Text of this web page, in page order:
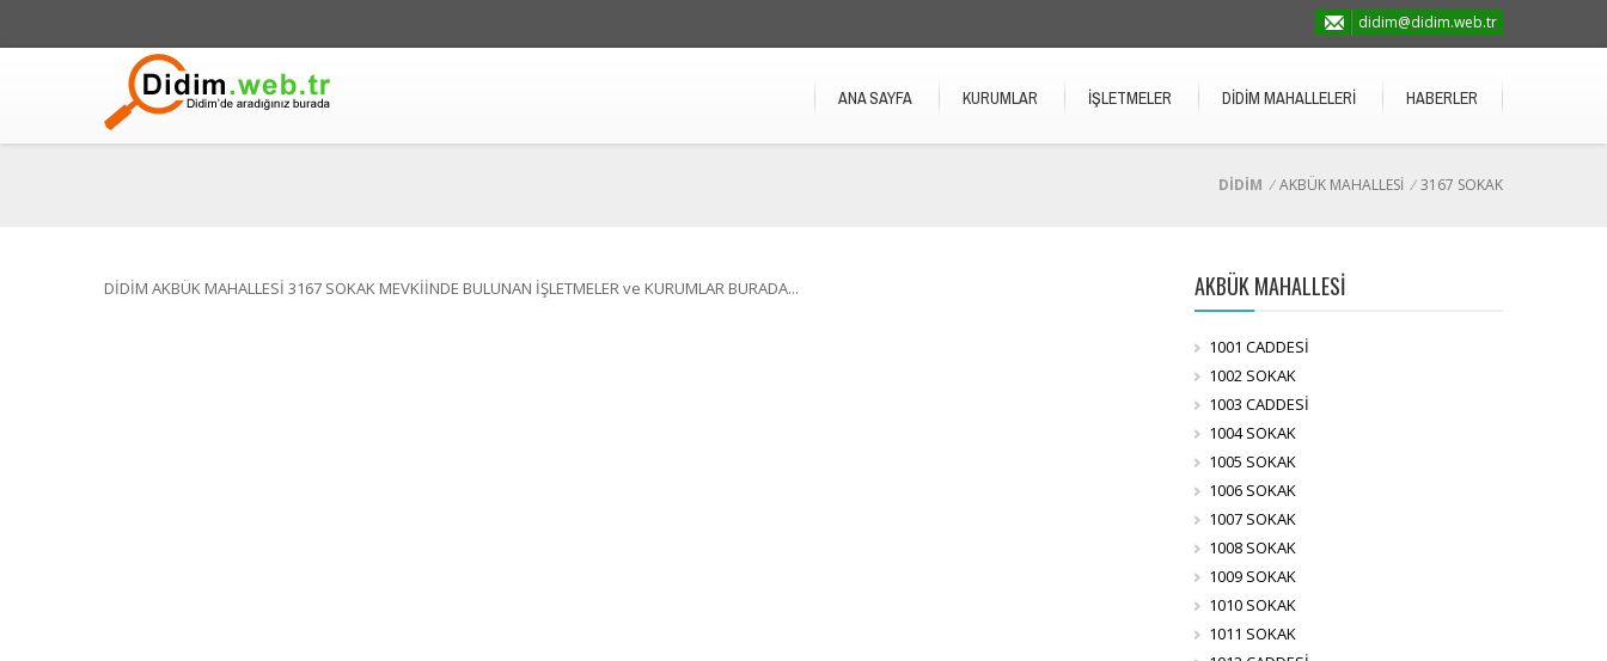
didim@didim.web.tr
ANA SAYFA KURUMLAR İŞLETMELER DİDİM MAHALLELERİ HABERLER
DİDİM /AKBÜK MAHALLESİ /3167 SOKAK
DİDİM AKBÜK MAHALLESİ 3167 SOKAK MEVKİİNDE BULUNAN İŞLETMELER ve KURUMLAR BURADA... AKBÜK MAHALLESİ
1001 CADDESİ
1002 SOKAK
1003 CADDESİ
1004 SOKAK
1005 SOKAK
1006 SOKAK
1007 SOKAK
1008 SOKAK
1009 SOKAK
1010 SOKAK
1011 SOKAK